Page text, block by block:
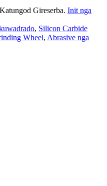
Gireserba. Init nga
, Silicon Carbide
Wheel, Abrasive nga